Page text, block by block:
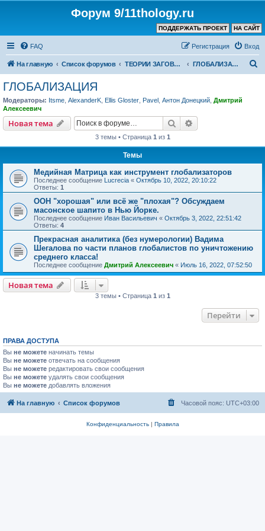
Форум 9/11thology.ru
НА САЙТ
ПОДДЕРЖАТЬ ПРОЕКТ
FAQ Вход
Регистрация
На главную Список форумов ТЕОРИИ ЗАГОВОРА (не связанные с 9/11) ГЛОБАЛИЗАЦИЯ
ГЛОБАЛИЗАЦИЯ
Модераторы: Itsme AlexanderK Ellis Gloster Pavel Антон Донецкий Дмитрий
Алексеевич
Новая тема Поиск
3 темы • Страница 1 из 1
Темы
Медийная Матрица как инструмент глобализаторов
Последнее сообщение Lucrecia « Октябрь 10, 2022, 20:10:22
Ответы: 1
ООН "хорошая" или всё же "плохая"? Обсуждаем
масонское шапито в Нью Йорке.
Последнее сообщение Иван Васильевич « Октябрь 3, 2022, 22:51:42
Ответы: 4
Прекрасная аналитика (без нумерологии) Вадима
Шегалова по части планов глобалистов по уничтожению
среднего класса!
Последнее сообщение Дмитрий Алексеевич « Июль 16, 2022, 07:52:50
Новая тема
3 темы • Страница 1 из 1
Перейти
ПРАВА ДОСТУПА
Вы не можете начинать темы
Вы не можете отвечать на сообщения
Вы не можете редактировать свои сообщения
Вы не можете удалять свои сообщения
Вы не можете добавлять вложения
На главную Список форумов Часовой пояс: UTC+03:00
Конфиденциальность| Правила